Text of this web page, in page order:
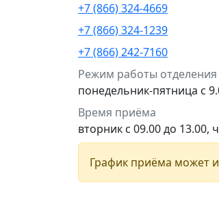
+7 (866) 324-4669
+7 (866) 324-1239
+7 (866) 242-7160
Режим работы отделения
понедельник-пятница с
Время приёма
вторник с 09.00 до 13.00,
График приёма может